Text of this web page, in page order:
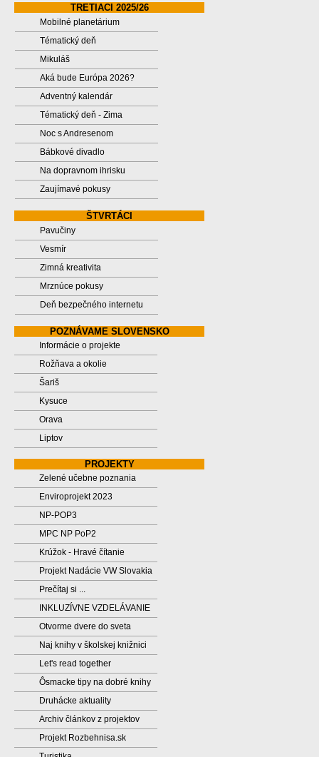
TRETIACI 2025/26
Mobilné planetárium
Tématický deň
Mikuláš
Aká bude Európa 2026?
Adventný kalendár
Tématický deň - Zima
Noc s Andresenom
Bábkové divadlo
Na dopravnom ihrisku
Zaujímavé pokusy
ŠTVRTÁCI
Pavučiny
Vesmír
Zimná kreativita
Mrznúce pokusy
Deň bezpečného internetu
POZNÁVAME SLOVENSKO
Informácie o projekte
Rožňava a okolie
Šariš
Kysuce
Orava
Liptov
PROJEKTY
Zelené učebne poznania
Enviroprojekt 2023
NP-POP3
MPC NP PoP2
Krúžok - Hravé čítanie
Projekt Nadácie VW Slovakia
Prečítaj si ...
INKLUZÍVNE VZDELÁVANIE
Otvorme dvere do sveta
Naj knihy v školskej knižnici
Let's read together
Ôsmacke tipy na dobré knihy
Druhácke aktuality
Archiv článkov z projektov
Projekt Rozbehnisa.sk